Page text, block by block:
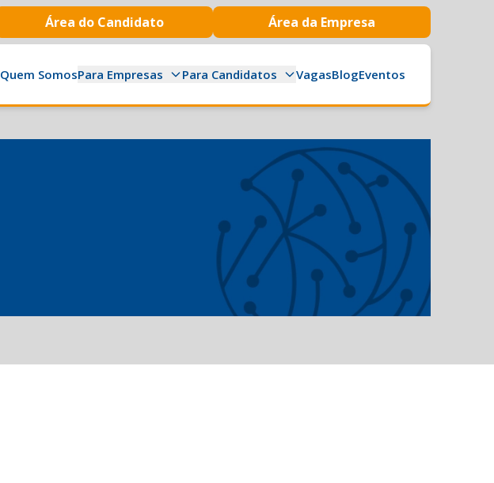
Área do Candidato Área da Empresa
Quem SomosPara Empresas Para Candidatos VagasBlogEventos